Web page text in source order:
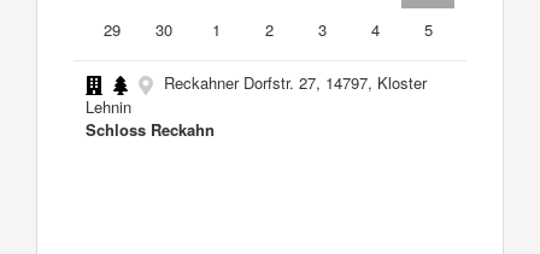
29
30 1 2 3 4 5
Reckahner Dorfstr. 27, 14797, Kloster
Lehnin
Schloss Reckahn